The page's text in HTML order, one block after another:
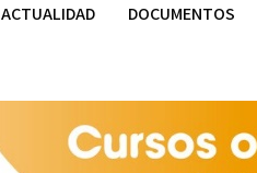
ACTUALIDAD DOCUMENTOS